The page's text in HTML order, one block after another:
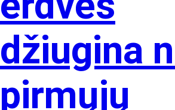
džiugina
pirmųjų